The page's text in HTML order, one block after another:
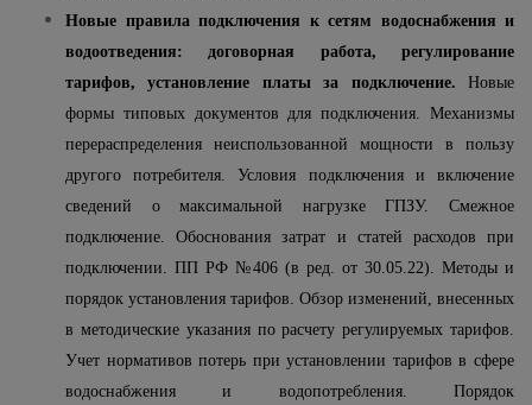
Новые правила подключения к сетям водоснабжения и
водоотведения: договорная работа, регулирование
тарифов, установление платы за подключение. Новые
формы типовых документов для подключения. Механизмы
перераспределения неиспользованной мощности в пользу
другого потребителя. Условия подключения и включение
сведений о максимальной нагрузке ГПЗУ. Смежное
подключение. Обоснования затрат и статей расходов при
подключении. ПП РФ №406 (в ред. от 30.05.22). Методы и
порядок установления тарифов. Обзор изменений, внесенных
в методические указания по расчету регулируемых тарифов.
Учет нормативов потерь при установлении тарифов в сфере
водоснабжения и водопотребления. Порядок